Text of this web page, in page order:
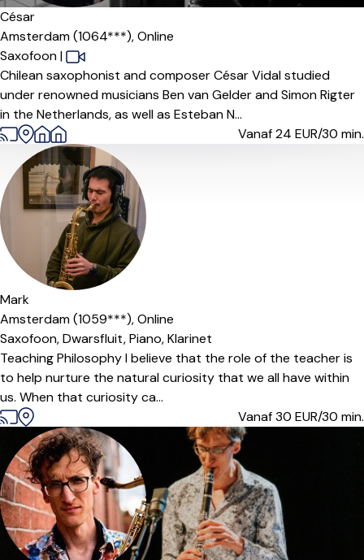
César
Amsterdam (1064***),Online
Saxofoon|
Chilean saxophonist and composer César Vidal studied
under renowned musicians Ben van Gelder and Simon Rigter
in the Netherlands, as well as Esteban N...
Vanaf 24 EUR/30 min.
Mark
Amsterdam (1059***),Online
Saxofoon,Dwarsfluit,Piano,Klarinet
Teaching Philosophy I believe that the role of the teacher is
to help nurture the natural curiosity that we all have within
us. When that curiosity ca...
Vanaf 30 EUR/30 min.